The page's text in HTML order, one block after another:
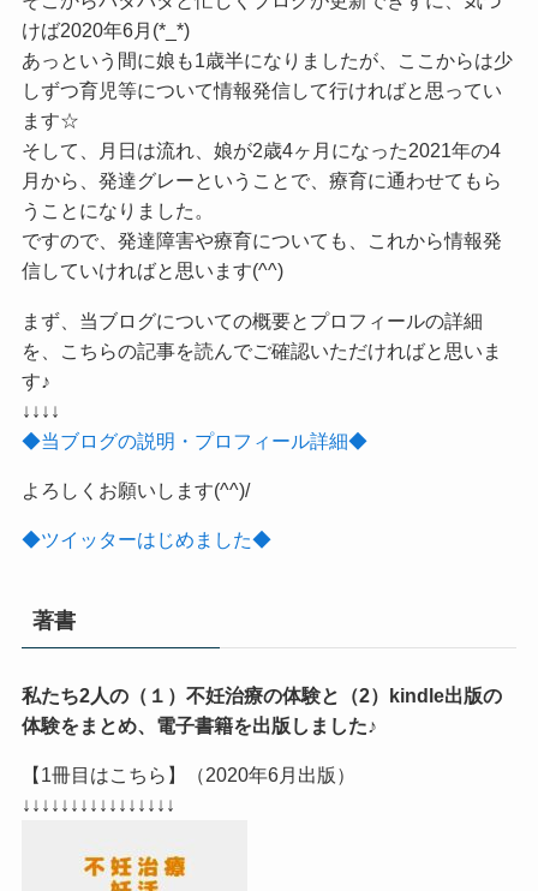
けば2020年6月(*_*)
あっという間に娘も1歳半になりましたが、ここからは少
しずつ育児等について情報発信して行ければと思ってい
ます☆
そして、月日は流れ、娘が2歳4ヶ月になった2021年の4
月から、発達グレーということで、療育に通わせてもら
うことになりました。
ですので、発達障害や療育についても、これから情報発
信していければと思います(^^)
まず、当ブログについての概要とプロフィールの詳細
を、こちらの記事を読んでご確認いただければと思いま
す♪
↓↓↓↓
◆当ブログの説明・プロフィール詳細◆
よろしくお願いします(^^)/
◆ツイッターはじめました◆
著書
私たち2人の（１）不妊治療の体験と（2）kindle出版の
体験をまとめ、電子書籍を出版しました♪
【1冊目はこちら】（2020年6月出版）
↓↓↓↓↓↓↓↓↓↓↓↓↓↓↓↓